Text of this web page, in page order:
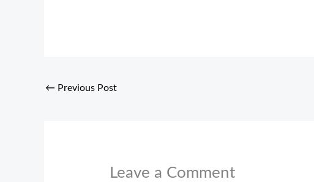
← Previous Post
Leave a Comment